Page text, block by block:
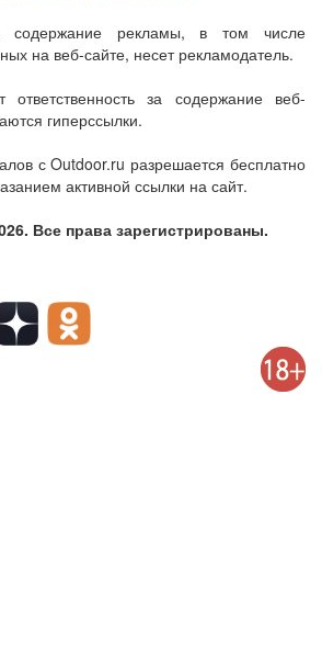
содержание рекламы, в том числе
на веб-сайте, несет рекламодатель.
за содержание веб-
гиперссылки.
с Outdoor.ru разрешается бесплатно
активной ссылки на сайт.
Все права зарегистрированы.